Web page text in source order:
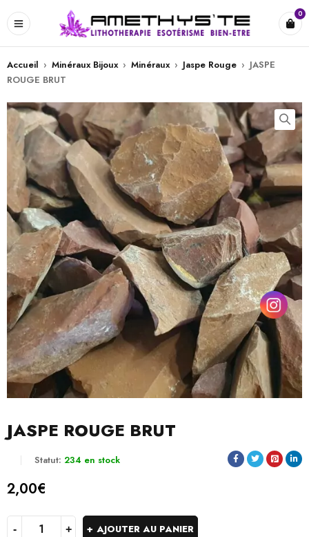
0
Accueil › Minéraux Bijoux › Minéraux › Jaspe Rouge › JASPE
ROUGE BRUT
JASPE ROUGE BRUT
Statut: 234 en stock
2,00€
AJOUTER AU PANIER